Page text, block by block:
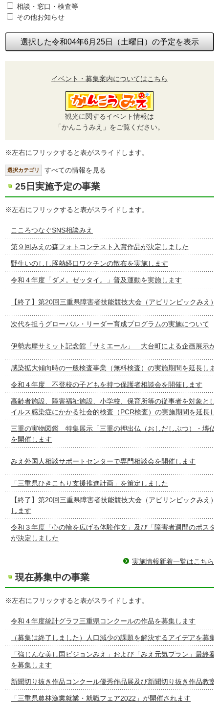
相談・窓口・検査等
その他お知らせ
選択した令和04年6月25日（土曜日）の予定を表示
イベント・募集案内についてはこちら
観光に関するイベント情報は
「かんこうみえ」をご覧ください。
※左右にフリックすると表がスライドします。
選択カテゴリ すべての情報を見る
25日実施予定の事業
※左右にフリックすると表がスライドします。
こころつなぐSNS相談みえ
第９回みえの森フォトコンテスト入賞作品が決定しました
野生いのしし豚熱経口ワクチンの散布を実施します
令和４年度「ダメ。ゼッタイ。」普及運動を実施します
【終了】第20回三重県障害者技能競技大会（アビリンピックみえ
次代を担うグローバル・リーダー育成プログラムの実施について
伊勢志摩サミット記念館「サミエール」 大台町による企画展示が
感染拡大傾向時の一般検査事業（無料検査）の実施期間を延長しま
令和４年度 不登校の子どもを持つ保護者相談会を開催します
高齢者施設、障害福祉施設、小学校、保育所等の従事者を対象とし
イルス感染症にかかる社会的検査（PCR検査）の実施期間を延長し
三重の実物図鑑 特集展示「三重の押出仏（おしだしぶつ）・塼仏
を開催します
みえ外国人相談サポートセンターで専門相談会を開催します
「三重県ひきこもり支援推進計画」を策定しました
【終了】第20回三重県障害者技能競技大会（アビリンピックみえ
します
令和３年度「心の輪を広げる体験作文」及び「障害者週間のポスタ
が決定しました
実施情報新着一覧はこちら
現在募集中の事業
※左右にフリックすると表がスライドします。
令和４年度統計グラフ三重県コンクールの作品を募集します
（募集は終了しました）人口減少の課題を解決するアイデアを募集
「強じんな美し国ビジョンみえ」および「みえ元気プラン」最終
を募集します
新聞切り抜き作品コンクール優秀作品展及び新聞切り抜き作品教室
「三重県農林漁業就業・就職フェア2022」が開催されます